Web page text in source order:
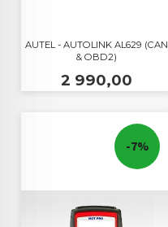
AUTEL - AUTOLINK AL629 (CAN
& OBD2)
Pris
2 990,00
-7%